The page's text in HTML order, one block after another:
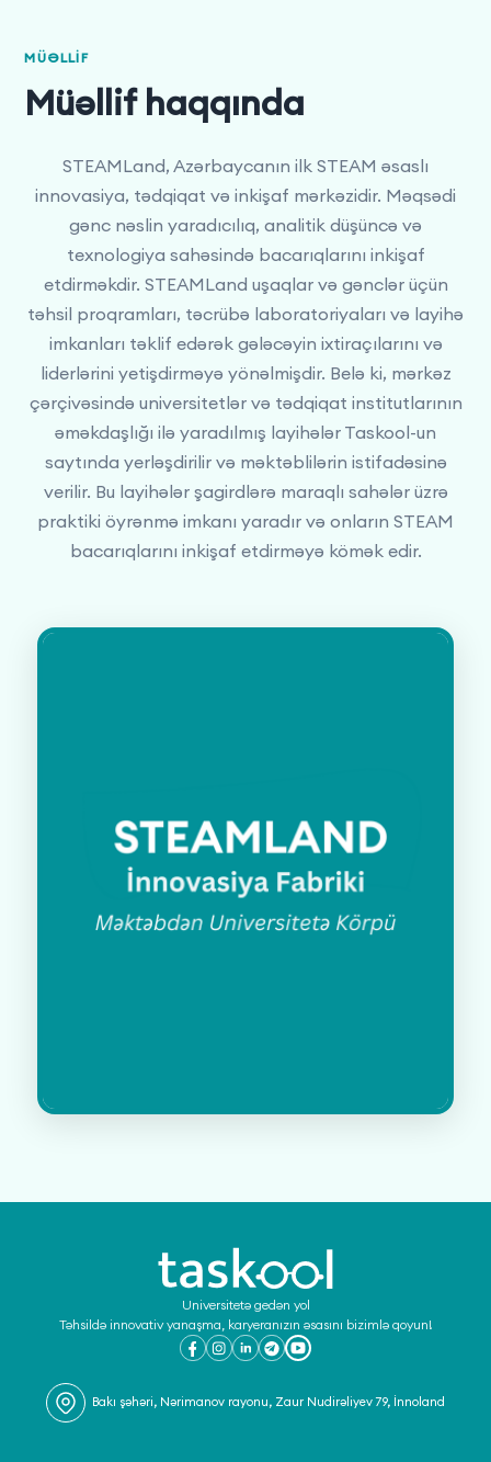
MÜƏLLIF
Müəllif haqqında
STEAMLand, Azərbaycanın ilk STEAM əsaslı
innovasiya, tədqiqat və inkişaf mərkəzidir. Məqsədi
gənc nəslin yaradıcılıq, analitik düşüncə və
texnologiya sahəsində bacarıqlarını inkişaf
etdirməkdir. STEAMLand uşaqlar və gənclər üçün
təhsil proqramları, təcrübə laboratoriyaları və layihə
imkanları təklif edərək gələcəyin ixtiraçılarını və
liderlərini yetişdirməyə yönəlmişdir. Belə ki, mərkəz
çərçivəsində universitetlər və tədqiqat institutlarının
əməkdaşlığı ilə yaradılmış layihələr Taskool-un
saytında yerləşdirilir və məktəblilərin istifadəsinə
verilir. Bu layihələr şagirdlərə maraqlı sahələr üzrə
praktiki öyrənmə imkanı yaradır və onların STEAM
bacarıqlarını inkişaf etdirməyə kömək edir.
Universitetə gedən yol
Təhsildə innovativ yanaşma, karyeranızın əsasını bizimlə qoyun!
Bakı şəhəri, Nərimanov rayonu, Zaur Nudirəliyev 79, İnnoland